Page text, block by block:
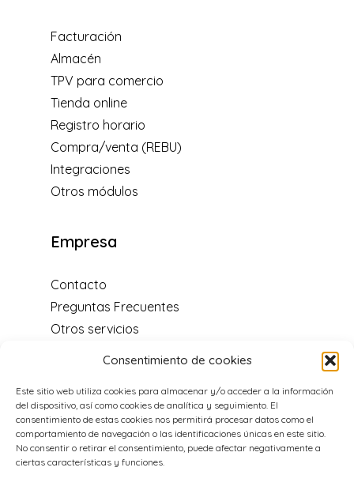
Consentimiento de cookies
Este sitio web utiliza cookies para almacenar y/o acceder a la información
del dispositivo, así como cookies de analítica y seguimiento. El
consentimiento de estas cookies nos permitirá procesar datos como el
comportamiento de navegación o las identificaciones únicas en este sitio.
No consentir o retirar el consentimiento, puede afectar negativamente a
ciertas características y funciones.
Facturación
Almacén
TPV para comercio
Tienda online
Registro horario
Compra/venta (REBU)
Integraciones
Otros módulos
Empresa
Contacto
Preguntas Frecuentes
Otros servicios
Distribuidores y programa de
recomendación
Acerca de nosotros
Aviso legal